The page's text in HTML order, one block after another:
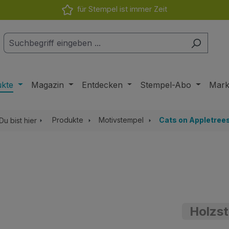
für Stempel ist immer Zeit
Magazin Entdecken Stempel-Abo
Du bist hier Produkte Motivstempel Cats on